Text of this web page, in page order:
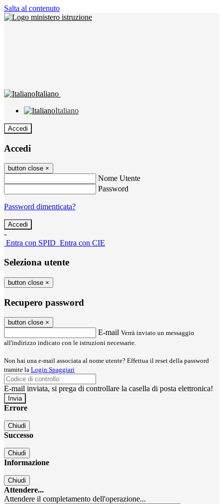
Salta al contenuto
Italiano
Italiano
Accedi
Accedi
button close ×
Nome Utente
Password
Password dimenticata?
-
Entra con SPID Entra con CIE
Seleziona utente
button close ×
Recupero password
button close ×
E-mail Verrà inviato un messaggio
all'indirizzo indicato con le istruzioni necessarie.
Non hai una e-mail associata al nome utente? Effettua il reset della password
tramite la Login Spaggiari
E-mail inviata, si prega di controllare la casella di posta elettronica!
Errore
Chiudi
Successo
Chiudi
Informazione
Chiudi
Attendere...
Attendere il completamento dell'operazione...